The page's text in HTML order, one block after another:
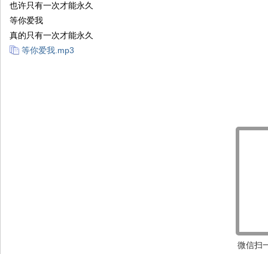
也许只有一次才能永久
等你爱我
真的只有一次才能永久
等你爱我.mp3
微信扫